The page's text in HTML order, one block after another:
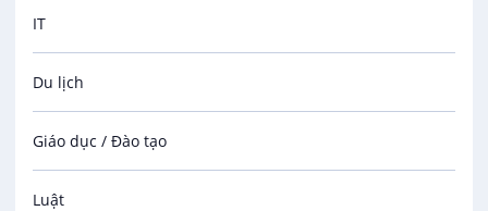
IT
Du lịch
Giáo dục / Đào tạo
Luật